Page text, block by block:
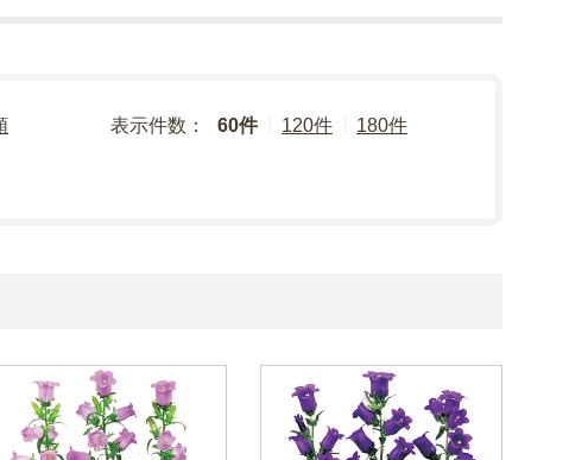
表示件数： 60件 120件 180件